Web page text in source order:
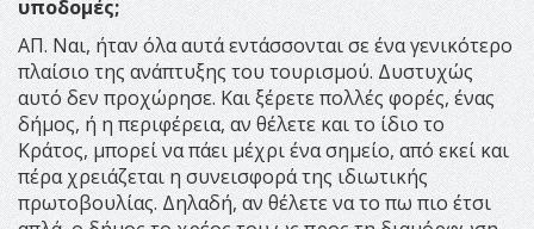
υποδομές;
ΑΠ. Ναι, ήταν όλα αυτά εντάσσονται σε ένα γενικότερο
πλαίσιο της ανάπτυξης του τουρισμού. Δυστυχώς
αυτό δεν προχώρησε. Και ξέρετε πολλές φορές, ένας
δήμος, ή η περιφέρεια, αν θέλετε και το ίδιο το
Κράτος, μπορεί να πάει μέχρι ένα σημείο, από εκεί και
πέρα χρειάζεται η συνεισφορά της ιδιωτικής
πρωτοβουλίας. Δηλαδή, αν θέλετε να το πω πιο έτσι